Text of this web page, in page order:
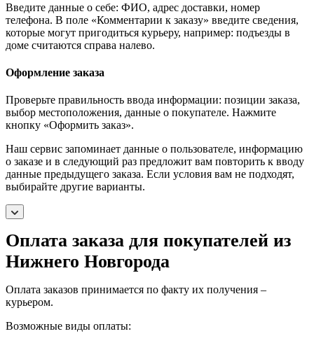
Введите данные о себе: ФИО, адрес доставки, номер
телефона. В поле «Комментарии к заказу» введите сведения,
которые могут пригодиться курьеру, например: подъезды в
доме считаются справа налево.
Оформление заказа
Проверьте правильность ввода информации: позиции заказа,
выбор местоположения, данные о покупателе. Нажмите
кнопку «Оформить заказ».
Наш сервис запоминает данные о пользователе, информацию
о заказе и в следующий раз предложит вам повторить к вводу
данные предыдущего заказа. Если условия вам не подходят,
выбирайте другие варианты.
Оплата заказа для покупателей из
Нижнего Новгорода
Оплата заказов принимается по факту их получения –
курьером.
Возможные виды оплаты: